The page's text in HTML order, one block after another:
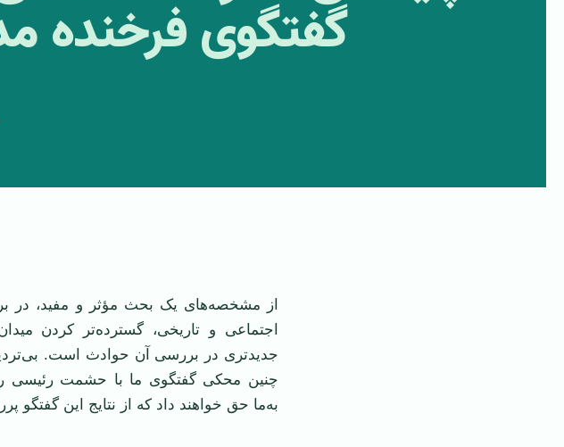
گفتگوی
از مشخصههای يک بحث مؤثر و مفيد، در
اجتماعی و تاريخی، گستردهتر کردن
جديدتری در بررسی آن حوادث است. بی
چنين محکی گفتگوی ما با حشمت رئيسی
بهما حق خواهند داد که از نتايج اين گفتگو